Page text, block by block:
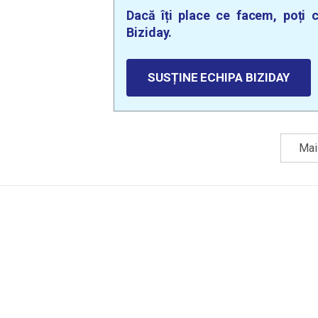
Dacă îți place ce facem, poți
Biziday.
SUSȚINE ECHIPA BIZIDAY